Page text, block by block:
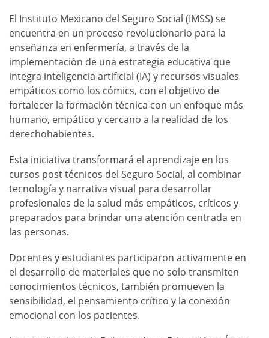
El Instituto Mexicano del Seguro Social (IMSS) se
encuentra en un proceso revolucionario para la
enseñanza en enfermería, a través de la
implementación de una estrategia educativa que
integra inteligencia artificial (IA) y recursos visuales
empáticos como los cómics, con el objetivo de
fortalecer la formación técnica con un enfoque más
humano, empático y cercano a la realidad de los
derechohabientes.
Esta iniciativa transformará el aprendizaje en los
cursos post técnicos del Seguro Social, al combinar
tecnología y narrativa visual para desarrollar
profesionales de la salud más empáticos, críticos y
preparados para brindar una atención centrada en
las personas.
Docentes y estudiantes participaron activamente en
el desarrollo de materiales que no solo transmiten
conocimientos técnicos, también promueven la
sensibilidad, el pensamiento crítico y la conexión
emocional con los pacientes.